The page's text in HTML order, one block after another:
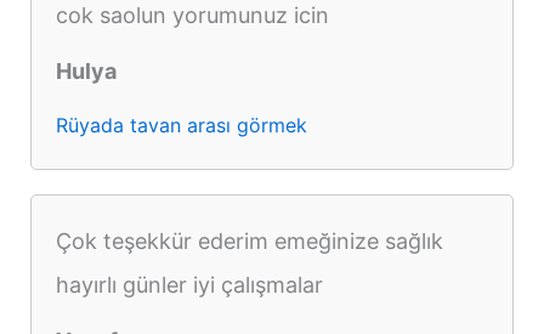
cok saolun yorumunuz icin
Hulya
Rüyada tavan arası görmek
Çok teşekkür ederim emeğinize sağlık
hayırlı günler iyi çalışmalar